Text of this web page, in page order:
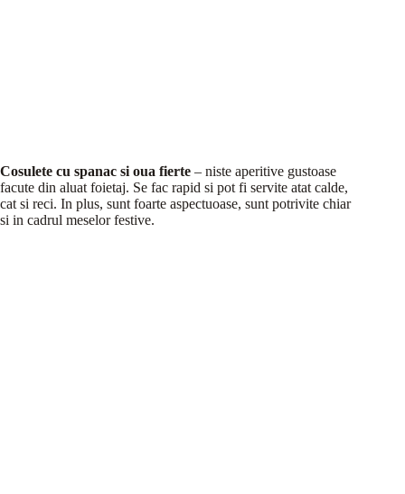
Cosulete cu spanac si oua fierte – niste aperitive gustoase
facute din aluat foietaj. Se fac rapid si pot fi servite atat calde,
cat si reci. In plus, sunt foarte aspectuoase, sunt potrivite chiar
si in cadrul meselor festive.